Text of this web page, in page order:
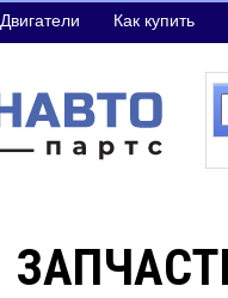
Двигатели Как купить